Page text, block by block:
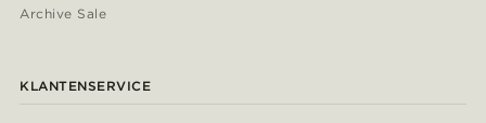
Archive Sale
KLANTENSERVICE